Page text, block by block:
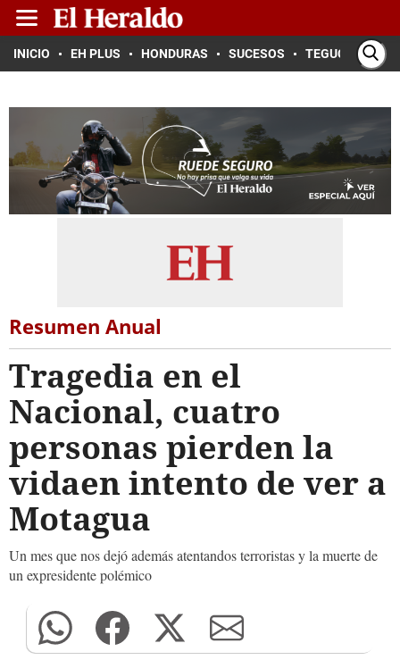
INICIO EH PLUS HONDURAS SUCESOS TEGUCIGALPA
Resumen Anual
Tragedia en el
Nacional, cuatro
personas pierden la
vidaen intento de ver a
Motagua
Un mes que nos dejó además atentandos terroristas y la muerte de
un expresidente polémico